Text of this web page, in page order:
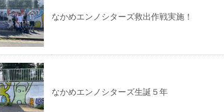
なかめエンノシターズ救出作戦実施！
なかめエンノシターズ生誕５年